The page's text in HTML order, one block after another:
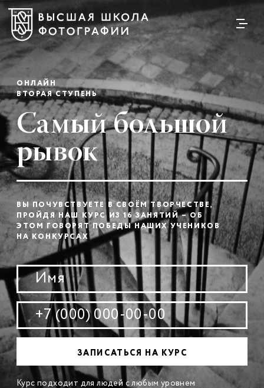
ОНЛАЙН
ВТОРАЯ СТУПЕНЬ
Самый большой
рывок
ВЫ ПОЧУВСТВУЕТЕ В СВОЁМ ТВОРЧЕСТВЕ,
ПРОЙДЯ НАШ КУРС ИЗ 16 ЗАНЯТИЙ – ОБ
ЭТОМ ГОВОРЯТ ПОБЕДЫ НАШИХ УЧЕНИКОВ
НА КОНКУРСАХ
Курс подходит для людей с любым уровнем